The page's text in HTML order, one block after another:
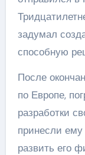
задумал
способную
После
по Европе,
разработки
принесли
развить его